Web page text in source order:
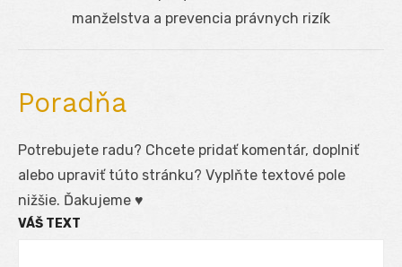
manželstva a prevencia právnych rizík
Poradňa
Potrebujete radu? Chcete pridať komentár, doplniť
alebo upraviť túto stránku? Vyplňte textové pole
nižšie. Ďakujeme ♥
VÁŠ TEXT